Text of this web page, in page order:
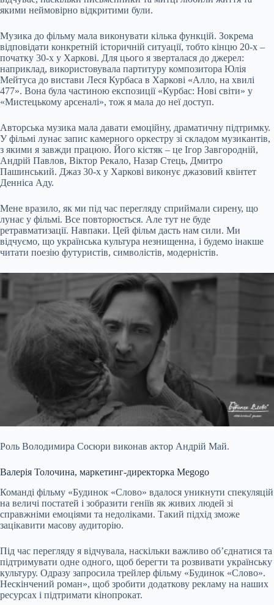
якими неймовірно відкритими були.
Музика до фільму мала виконувати кілька функцій. Зокрема
відповідати конкретній історичній ситуації, тобто кінцю 20-х –
початку 30-х у Харкові. Для цього я зверталася до джерел:
наприклад, використовувала партитуру композитора Юлія
Мейтуса до вистави Леся Курбаса в Харкові «Алло, на хвилі
477». Вона була частиною експозиції «Курбас: Нові світи» у
«Мистецькому арсеналі», тож я мала до неї доступ.
Авторська музика мала давати емоційну, драматичну підтримку.
У фільмі лунає запис камерного оркестру зі складом музикантів,
з якими я завжди працюю. Його кістяк – це Ігор Завгородній,
Андрій Павлов, Віктор Рекало, Назар Стець, Дмитро
Пашинський. Джаз 30-х у Харкові виконує джазовий квінтет
Денніса Аду.
Мене вразило, як ми під час перегляду сприймали сирену, що
лунає у фільмі. Все повторюється. Але тут не буде
ретравматизації. Навпаки. Цей фільм дасть нам сили. Ми
відчуємо, що українська культура незнищенна, і будемо інакше
читати поезію футуристів, символістів, модерністів.
Роль Володимира Сосюри виконав актор Андрій Май.
Валерія Толочина, маркетинг-директорка Megogo
Команді фільму «Будинок «Слово» вдалося уникнути спекуляцій
на величі постатей і зобразити геніїв як живих людей зі
справжніми емоціями та недоліками. Такий підхід зможе
зацікавити масову аудиторію.
Під час перегляду я відчувала, наскільки важливо об’єднатися та
підтримувати одне одного, щоб берегти та розвивати українську
культуру. Одразу запросила трейлер фільму «Будинок «Слово».
Нескінчений роман», щоб зробити додаткову рекламу на наших
ресурсах і підтримати кінопрокат.